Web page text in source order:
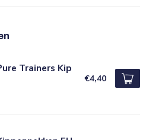
Trainers Kip
€4,40